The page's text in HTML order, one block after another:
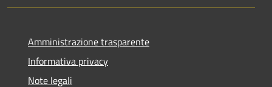
Amministrazione trasparente
Informativa privacy
Note legali